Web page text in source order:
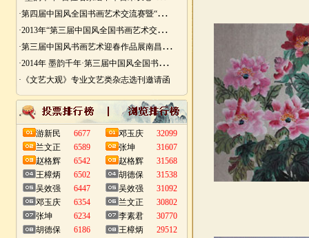
·
第四届中国风全国书画艺术交流赛暨“华夏五千年锦绣山河图”百位名家绘中华百米长卷创作邀请展
·
2013年“第三届中国风全国书画艺术交流赛” 获奖名单
·
第三届中国风书画艺术迎春作品展南昌展胜利开幕
·
2014年 墨韵千年·第三届中国风全国书画艺术迎春作品展 南昌展
·《文艺大观》专业文艺类杂志选刊邀请函
游新民
6677
兰文正
6589
赵格辉
6542
王樟炳
6502
吴效强
6447
邓玉庆
6354
张坤
6234
胡德保
6186
邓玉庆
32099
张坤
31607
赵格辉
31568
胡德保
31538
吴效强
31092
兰文正
30802
李素君
30770
王樟炳
29512